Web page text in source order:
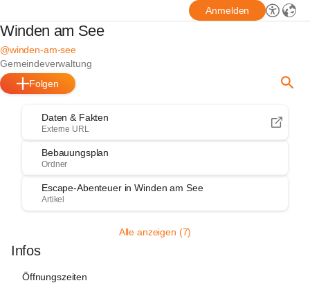
Anmelden
Winden am See
@winden-am-see
Gemeindeverwaltung
Folgen
Daten & Fakten
Externe URL
Bebauungsplan
Ordner
Escape-Abenteuer in Winden am See
Artikel
Alle anzeigen (7)
Infos
Öffnungszeiten